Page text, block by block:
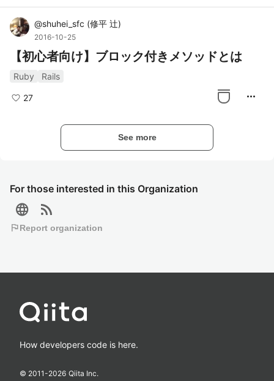
For those interested in this Organization
language rss_feed
flagReport organization
@shuhei_sfc (修平 辻)
2016-10-25
【初心者向け】ブロック付きメソッドとは
Ruby Rails
27 more_horiz
See more
How developers code is here.
© 2011-2026 Qiita Inc.